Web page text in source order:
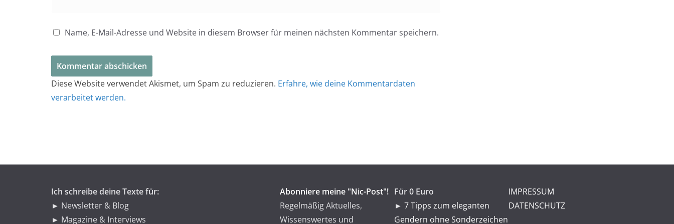
Name, E-Mail-Adresse und Website in diesem Browser für meinen nächsten Kommentar speichern.
Diese Website verwendet Akismet, um Spam zu reduzieren. Erfahre, wie deine Kommentardaten
verarbeitet werden.
Ich schreibe deine Texte für:
► Newsletter & Blog
► Magazine & Interviews
Abonniere meine "Nic-Post"!
Regelmäßig Aktuelles,
Wissenswertes und
Für 0 Euro
► 7 Tipps zum eleganten
Gendern ohne Sonderzeichen
IMPRESSUM
DATENSCHUTZ